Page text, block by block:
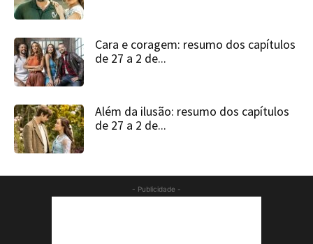
Cara e coragem: resumo dos capítulos
de 27 a 2 de...
Além da ilusão: resumo dos capítulos
de 27 a 2 de...
- Publicidade -